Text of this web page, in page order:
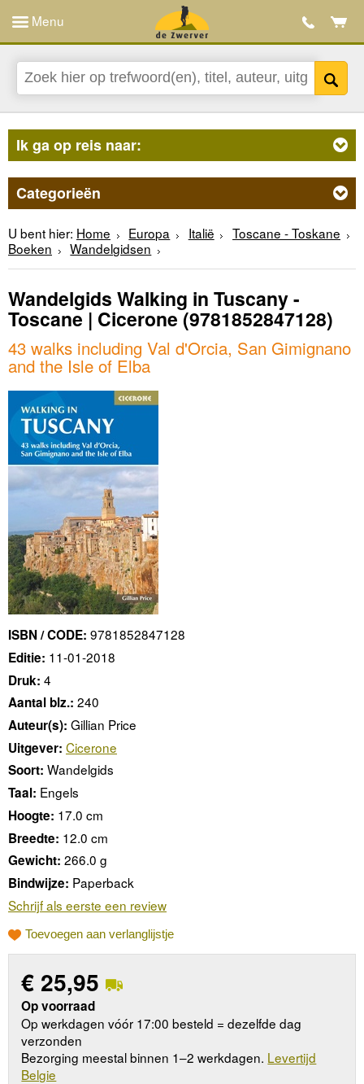
Menu
Ik ga op reis naar:
Categorieën
U bent hier: Home Europa Italië
Toscane - Toskane
Boeken
Wandelgidsen
Wandelgids Walking in Tuscany -
Toscane | Cicerone(9781852847128)
43 walks including Val d'Orcia, San Gimignano
and the Isle of Elba
ISBN / CODE: 9781852847128
Editie: 11-01-2018
Druk: 4
Aantal blz.: 240
Auteur(s): Gillian Price
Uitgever: Cicerone
Soort: Wandelgids
Taal: Engels
Hoogte: 17.0 cm
Breedte: 12.0 cm
Gewicht: 266.0 g
Bindwijze: Paperback
Schrijf als eerste een review
Toevoegen aan verlanglijstje
€ 25,95
Op voorraad
Op werkdagen vóór 17:00 besteld = dezelfde dag
verzonden
Bezorging meestal binnen 1–2 werkdagen. Levertijd
Belgie